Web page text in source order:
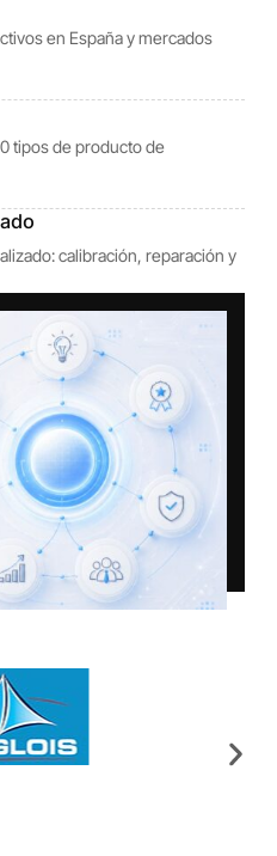
en España y mercados
tipos de producto de
calibración, reparación y